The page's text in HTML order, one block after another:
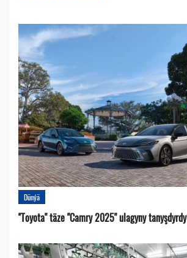
Dünýä
''Toyota" täze "Camry 2025" ulagyny tanyşdyrdy